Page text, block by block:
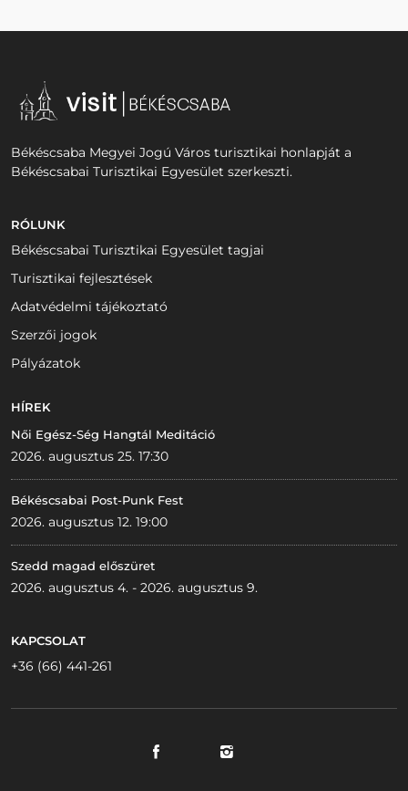
Békéscsaba Megyei Jogú Város turisztikai honlapját a
Békéscsabai Turisztikai Egyesület szerkeszti.
RÓLUNK
Békéscsabai Turisztikai Egyesület tagjai
Turisztikai fejlesztések
Adatvédelmi tájékoztató
Szerzői jogok
Pályázatok
HÍREK
Női Egész-Ség Hangtál Meditáció
2026. augusztus 25. 17:30
Békéscsabai Post-Punk Fest
2026. augusztus 12. 19:00
Szedd magad előszüret
2026. augusztus 4. - 2026. augusztus 9.
KAPCSOLAT
+36 (66) 441-261